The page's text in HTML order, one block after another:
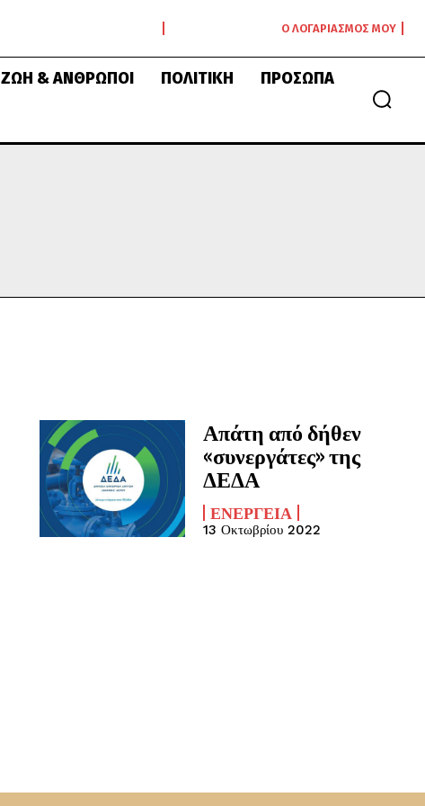
Ο ΛΟΓΑΡΙΑΣΜΌΣ ΜΟΥ
ΖΩΉ & ΆΝΘΡΩΠΟΙ ΠΟΛΙΤΙΚΉ ΠΡΌΣΩΠΑ
Απάτη από δήθεν
«συνεργάτες» της
ΔΕΔΑ
ΕΝΈΡΓΕΙΑ
13 Οκτωβρίου 2022